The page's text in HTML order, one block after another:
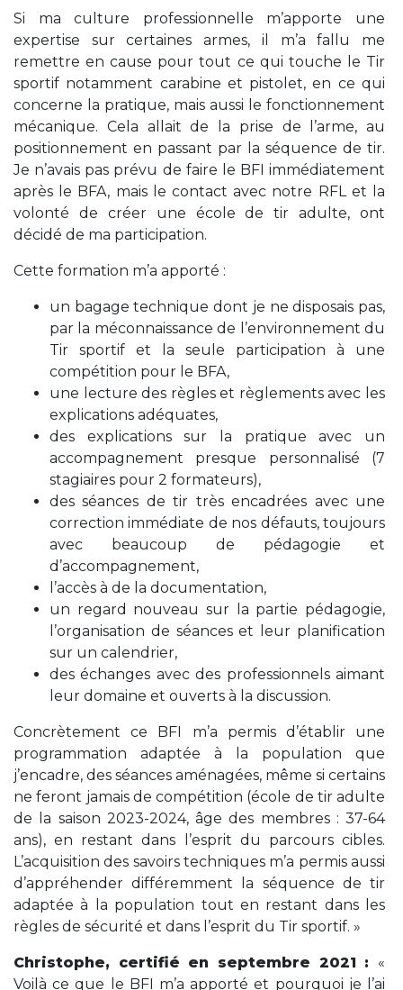
Si ma culture professionnelle m’apporte une
expertise sur certaines armes, il m’a fallu me
remettre en cause pour tout ce qui touche le Tir
sportif notamment carabine et pistolet, en ce qui
concerne la pratique, mais aussi le fonctionnement
mécanique. Cela allait de la prise de l’arme, au
positionnement en passant par la séquence de tir.
Je n’avais pas prévu de faire le BFI immédiatement
après le BFA, mais le contact avec notre RFL et la
volonté de créer une école de tir adulte, ont
décidé de ma participation.
Cette formation m’a apporté :
un bagage technique dont je ne disposais pas,
par la méconnaissance de l’environnement du
Tir sportif et la seule participation à une
compétition pour le BFA,
une lecture des règles et règlements avec les
explications adéquates,
des explications sur la pratique avec un
accompagnement presque personnalisé (7
stagiaires pour 2 formateurs),
des séances de tir très encadrées avec une
correction immédiate de nos défauts, toujours
avec beaucoup de pédagogie et
d’accompagnement,
l’accès à de la documentation,
un regard nouveau sur la partie pédagogie,
l’organisation de séances et leur planification
sur un calendrier,
des échanges avec des professionnels aimant
leur domaine et ouverts à la discussion.
Concrètement ce BFI m’a permis d’établir une
programmation adaptée à la population que
j’encadre, des séances aménagées, même si certains
ne feront jamais de compétition (école de tir adulte
de la saison 2023-2024, âge des membres : 37-64
ans), en restant dans l’esprit du parcours cibles.
L’acquisition des savoirs techniques m’a permis aussi
d’appréhender différemment la séquence de tir
adaptée à la population tout en restant dans les
règles de sécurité et dans l’esprit du Tir sportif. »
Christophe, certifié en septembre 2021 : «
Voilà ce que le BFI m’a apporté et pourquoi je l’ai